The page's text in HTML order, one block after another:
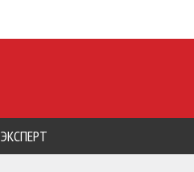
ЭКСПЕРТ